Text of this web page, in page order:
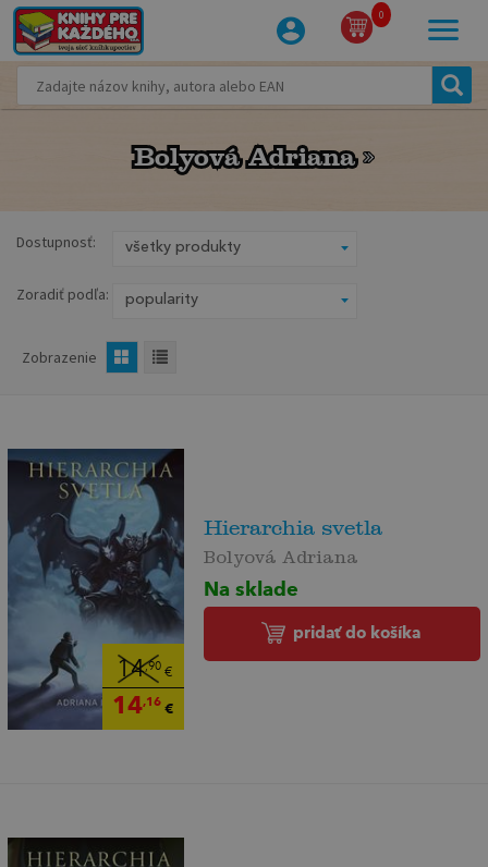
0
Bolyová Adriana
Bolyová Adriana
Dostupnosť:
Zoradiť podľa:
Zobrazenie
14,90€
14,16€
Hierarchia svetla
Bolyová Adriana
Na sklade
pridať do košíka